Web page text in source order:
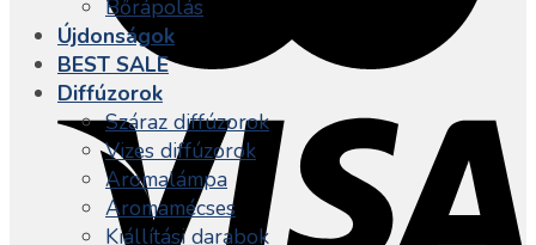
Bőrápolás
Újdonságok
BEST SALE
Diffúzorok
Száraz diffúzorok
Vizes diffúzorok
Aromalámpa
Aromamécses
Kiállítási darabok